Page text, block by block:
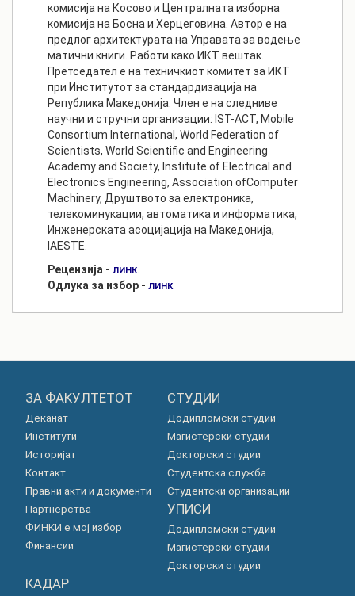
комисија на Косово и Централната изборна
комисија на Босна и Херцеговина. Автор е на
предлог архитектурата на Управата за водење
матични книги. Работи како ИКТ вештак.
Претседател е на техничкиот комитет за ИКТ
при Институтот за стандардизација на
Република Македонија. Член е на следниве
научни и стручни организации: IST-ACT, Mobile
Consortium International, World Federation of
Scientists, World Scientific and Engineering
Academy and Society, Institute of Electrical and
Electronics Engineering, Association ofComputer
Machinery, Друштвото за електроника,
телекоминукации, автоматика и информатика,
Инженерската асоцијација на Македонија,
IAESTE.
Рецензија - ЛИНК
Одлука за избор - ЛИНК
ЗА ФАКУЛТЕТОТ
Деканат
Институти
Историјат
Контакт
Правни акти и документи
Партнерства
ФИНКИ е мој избор
Финансии
СТУДИИ
Додипломски студии
Магистерски студии
Докторски студии
Студентска служба
Студентски организации
УПИСИ
Додипломски студии
Магистерски студии
Докторски студии
КАДАР